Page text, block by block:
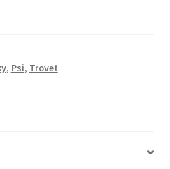
, Psi, Trovet